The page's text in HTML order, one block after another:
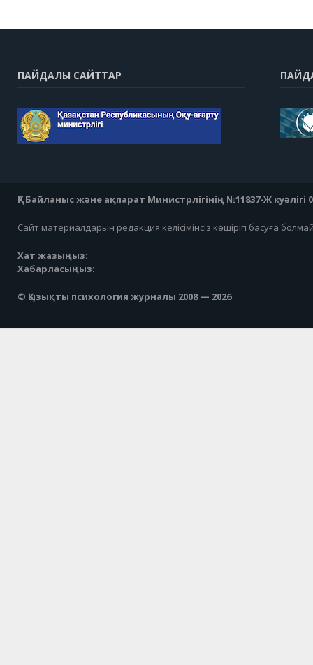
ПАЙДАЛЫ САЙТТАР
ҚР Байланыс және ақпарат Министрлігінің №11837-Ж куәлігі
Сайт материалдарын редакция келісімінсіз көшіріп басуға
Хат жазыңыз:
Хабарласыңыз:
© Қызықты психология журналы 2008 — 2026